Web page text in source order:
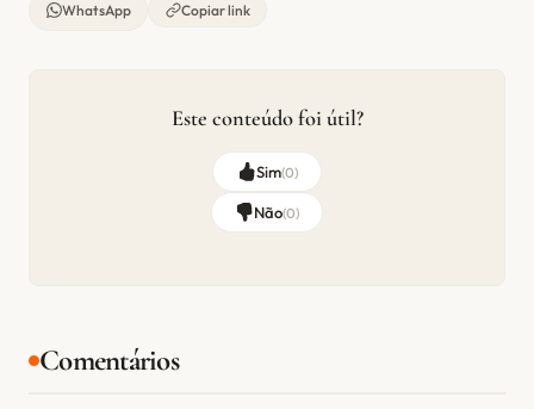
WhatsApp
Copiar link
Este conteúdo foi útil?
Sim(0)
Não(0)
Comentários